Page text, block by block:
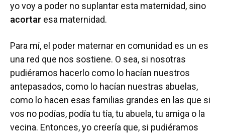
yo voy a poder no suplantar esta maternidad, sino
acortar esa maternidad.
Para mí, el poder maternar en comunidad es un es
una red que nos sostiene. O sea, si nosotras
pudiéramos hacerlo como lo hacían nuestros
antepasados, como lo hacían nuestras abuelas,
como lo hacen esas familias grandes en las que si
vos no podías, podía tu tía, tu abuela, tu amiga o la
vecina. Entonces, yo creería que, si pudiéramos